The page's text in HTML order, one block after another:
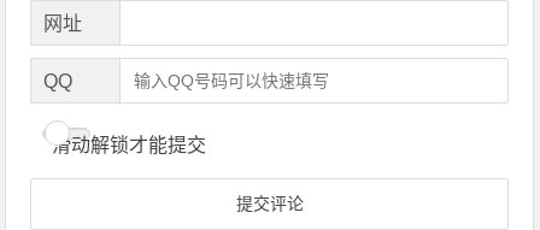
网址
QQ
滑动解锁才能提交